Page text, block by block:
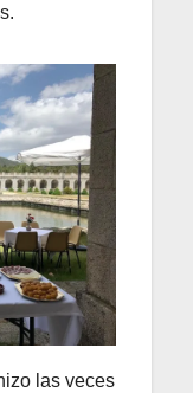
las veces